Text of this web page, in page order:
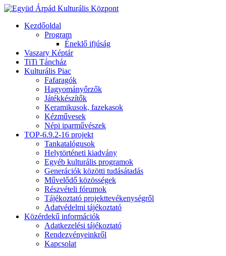
Kezdőoldal
Program
Éneklő ifjúság
Vaszary Képtár
TiTi Táncház
Kulturális Piac
Fafaragók
Hagyományőrzők
Játékkészítők
Keramikusok, fazekasok
Kézművesek
Népi iparművészek
TOP-6.9.2-16 projekt
Tankatalógusok
Helytörténeti kiadvány
Egyéb kulturális programok
Generációk közötti tudásátadás
Művelődő közösségek
Részvételi fórumok
Tájékoztató projekttevékenységről
Adatvédelmi tájékoztató
Közérdekű információk
Adatkezelési tájékoztató
Rendezvényeinkről
Kapcsolat